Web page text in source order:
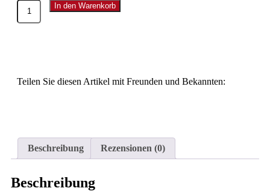
In den Warenkorb
Teilen Sie diesen Artikel mit Freunden und Bekannten:
Beschreibung Rezensionen (0)
Beschreibung